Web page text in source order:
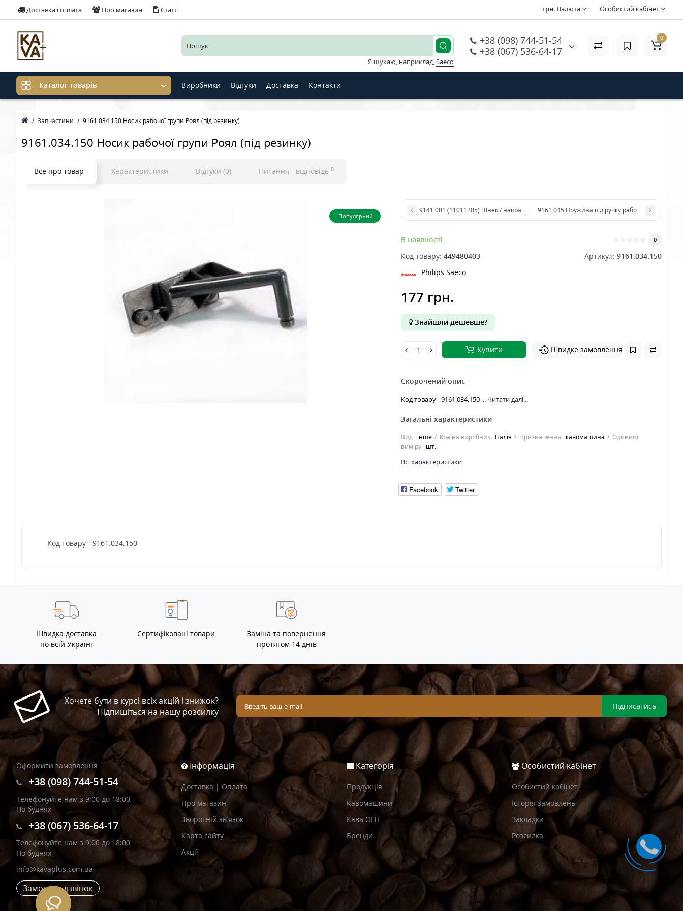
Доставка і оплата Про магазин Статті Особистий кабінет
грн. Валюта
+38 (098) 744-51-54
+38 (067) 536-64-17
Я шукаю, наприклад,Saeco
0
Каталог товарів Виробники Відгуки Доставка Контакти
Запчастини 9161.034.150 Носик рабочої групи Роял (під резинку)
9161.034.150 Носик рабочої групи Роял (під резинку)
Все про товар Характеристики Відгуки (0) Питання - відповідь 0
Популярний
9141.001 (11011205) Шнек / направляюючий в кавомолку (Інканто, вендІнг)
9161.045 Пружина під ручку рабочої групи
В наявності 0
Код товару: 449480403 Артикул: 9161.034.150
Philips Saeco
177 грн.
Знайшли дешевше?
Купити Швидке замовлення
Скорочений опис
Код товару - 9161.034.150 ... Читати далі...
Загальні характеристики
Вид інше Країна виробник Італія Призначення кавомашина
Одиниці
виміру
шт.
Всі характеристики
Facebook Twitter
Код товару - 9161.034.150
Швидка доставка
по всій Україні
Сертифіковані товари
Заміна та повернення
протягом 14 днів
Хочете бути в курсі всіх акцій і знижок?
Підпишіться на нашу розсилку
Підписатись
Оформити замовлення
+38 (098) 744-51-54
Телефонуйте нам з 9:00 до 18:00
По буднях
+38 (067) 536-64-17
Телефонуйте нам з 9:00 до 18:00
По буднях
info@kavaplus.com.ua
Замовити дзвінок
Інформація
Доставка | Оплата
Про магазин
Зворотній зв’язок
Карта сайту
Акції
Категорія
Продукція
Кавомашини
Кава ОПТ
Бренди
Особистий кабінет
Особистий кабінет
Історія замовлень
Закладки
Розсилка